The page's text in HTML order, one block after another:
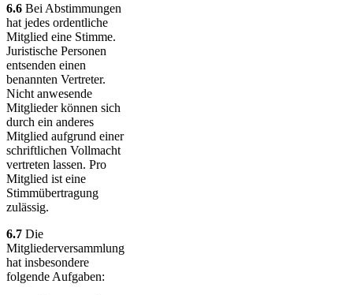
6.6 Bei Abstimmungen
hat jedes ordentliche
Mitglied eine Stimme.
Juristische Personen
entsenden einen
benannten Vertreter.
Nicht anwesende
Mitglieder können sich
durch ein anderes
Mitglied aufgrund einer
schriftlichen Vollmacht
vertreten lassen. Pro
Mitglied ist eine
Stimmübertragung
zulässig.
6.7 Die
Mitgliederversammlung
hat ins­be­son­dere
folgende Aufgaben: